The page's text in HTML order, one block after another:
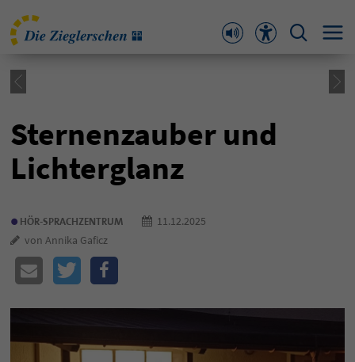
Sternenzauber und
Lichterglanz
• HÖR-SPRACHZENTRUM
11.12.2025
von Annika Gaficz